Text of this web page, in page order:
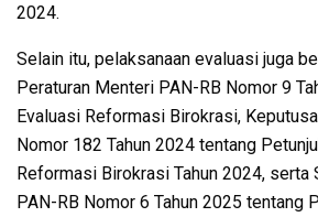
2024.
Selain itu, pelaksanaan evaluasi juga
Peraturan Menteri PAN-RB Nomor 9
Evaluasi Reformasi Birokrasi,
Nomor 182 Tahun 2024 tentang
Reformasi Birokrasi Tahun 2024, serta
PAN-RB Nomor 6 Tahun 2025 tentang